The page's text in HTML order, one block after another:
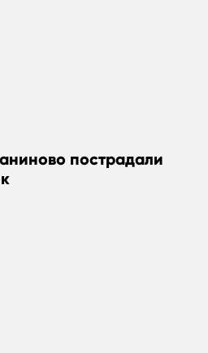
пострадали